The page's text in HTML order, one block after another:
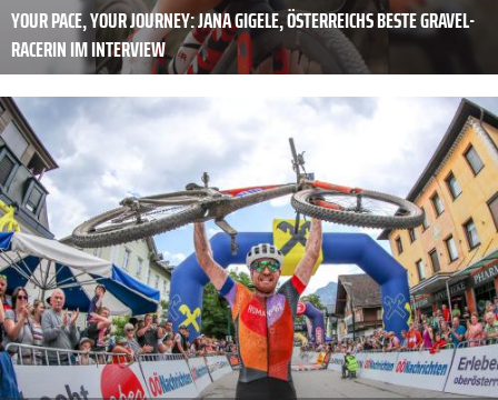
YOUR PACE, YOUR JOURNEY: JANA GIGELE, ÖSTERREICHS BESTE GRAVEL-
RACERIN IM INTERVIEW